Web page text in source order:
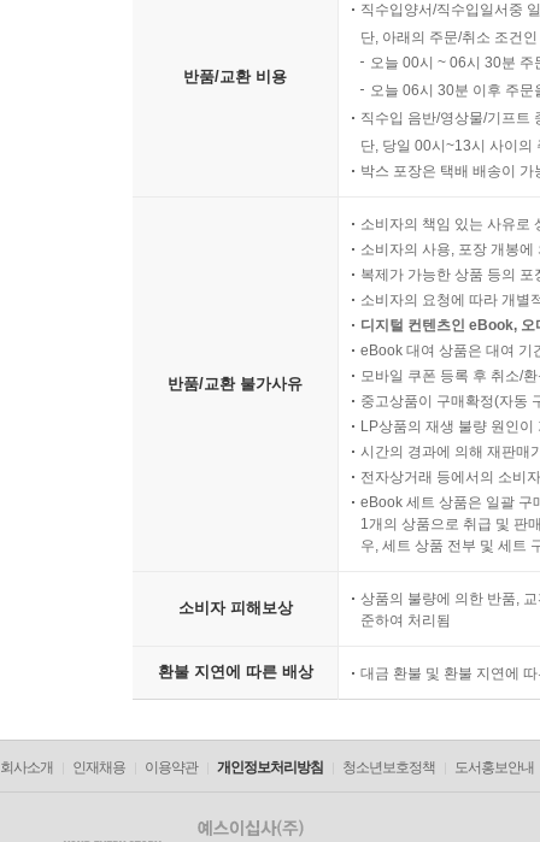
반품/교환 비용
직수입양서/직수입일서중
단, 아래의 주문/취소 조건
오늘 00시 ~ 06시 30분
오늘 06시 30분 이후 주
직수입 음반/영상물/기프트
단, 당일 00시~13시 사이의
박스 포장은 택배 배송이
반품/교환 불가사유
소비자의 책임 있는 사유로
소비자의 사용, 포장 개봉
복제가 가능한 상품 등의
소비자의 요청에 따라 개별
디지털 컨텐츠인 eBook,
eBook 대여 상품은 대여 기
모바일 쿠폰 등록 후 취소/
중고상품이 구매확정(자동
LP상품의 재생 불량 원인
시간의 경과에 의해 재판매
전자상거래 등에서의 소비
eBook 세트 상품은 일괄 구
1개의 상품으로 취급 및 판
우, 세트 상품 전부 및 세트
소비자 피해보상
상품의 불량에 의한 반품,
준하여 처리됨
환불 지연에 따른 배상 대금 환불 및 환불 지연에
회사소개 인재채용 이용약관 개인정보처리방침 청소년보호정책 도서홍보안내